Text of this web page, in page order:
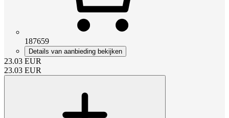
187659
Details van aanbieding bekijken
23.03 EUR
23.03 EUR